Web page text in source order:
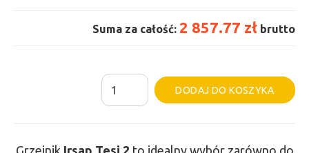
Suma za całość: 2 857.77 zł brutto
ilość
Grzejnik
DODAJ DO KOSZYKA
Grzejnik Irsap Tesi 2 to idealny wybór zarówno do